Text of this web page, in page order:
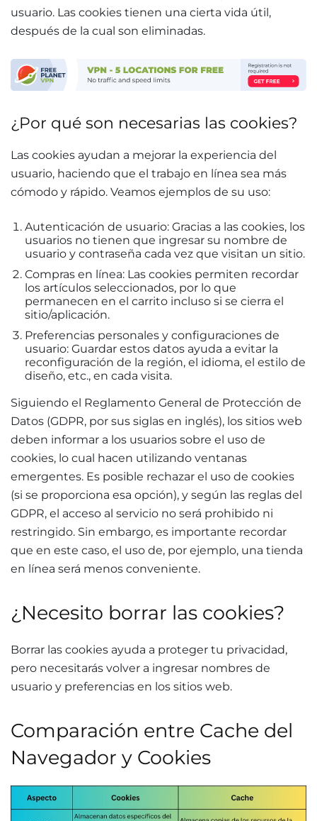
usuario. Las cookies tienen una cierta vida útil,
después de la cual son eliminadas.
¿Por qué son necesarias las cookies?
Las cookies ayudan a mejorar la experiencia del
usuario, haciendo que el trabajo en línea sea más
cómodo y rápido. Veamos ejemplos de su uso:
Autenticación de usuario: Gracias a las cookies, los
usuarios no tienen que ingresar su nombre de
usuario y contraseña cada vez que visitan un sitio.
Compras en línea: Las cookies permiten recordar
los artículos seleccionados, por lo que
permanecen en el carrito incluso si se cierra el
sitio/aplicación.
Preferencias personales y configuraciones de
usuario: Guardar estos datos ayuda a evitar la
reconfiguración de la región, el idioma, el estilo de
diseño, etc., en cada visita.
Siguiendo el Reglamento General de Protección de
Datos (GDPR, por sus siglas en inglés), los sitios web
deben informar a los usuarios sobre el uso de
cookies, lo cual hacen utilizando ventanas
emergentes. Es posible rechazar el uso de cookies
(si se proporciona esa opción), y según las reglas del
GDPR, el acceso al servicio no será prohibido ni
restringido. Sin embargo, es importante recordar
que en este caso, el uso de, por ejemplo, una tienda
en línea será menos conveniente.
¿Necesito borrar las cookies?
Borrar las cookies ayuda a proteger tu privacidad,
pero necesitarás volver a ingresar nombres de
usuario y preferencias en los sitios web.
Comparación entre Cache del
Navegador y Cookies